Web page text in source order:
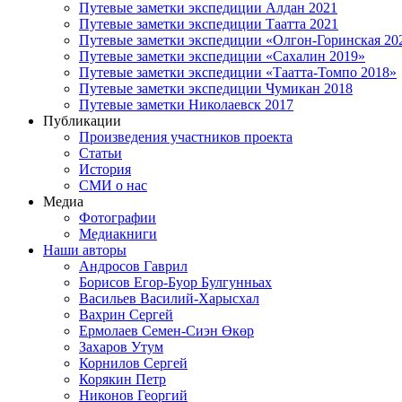
Путевые заметки экспедиции Алдан 2021
Путевые заметки экспедиции Таатта 2021
Путевые заметки экспедиции «Олгон-Горинская
Путевые заметки экспедиции «Сахалин 2019»
Путевые заметки экспедиции «Таатта-Томпо 2018»
Путевые заметки экспедиции Чумикан 2018
Путевые заметки Николаевск 2017
Публикации
Произведения участников проекта
Статьи
История
СМИ о нас
Медиа
Фотографии
Медиакниги
Наши авторы
Андросов Гаврил
Борисов Егор-Буор Булгунньах
Васильев Василий-Харысхал
Вахрин Сергей
Ермолаев Семен-Сиэн Өкөр
Захаров Утум
Корнилов Сергей
Корякин Петр
Никонов Георгий